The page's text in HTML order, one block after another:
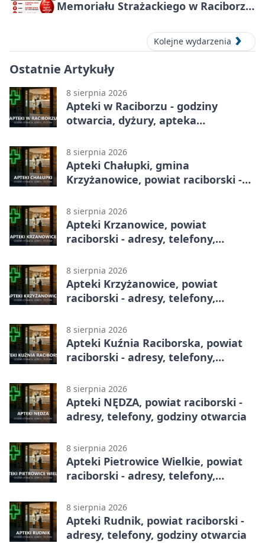
Memoriału Strażackiego w Raciborzu
Kolejne wydarzenia
Ostatnie Artykuły
8 sierpnia 2026
Apteki w Raciborzu - godziny
otwarcia, dyżury, apteka
8 sierpnia 2026
Apteki Chałupki, gmina
Krzyżanowice, powiat raciborski -
8 sierpnia 2026
Apteki Krzanowice, powiat
raciborski - adresy, telefony,
8 sierpnia 2026
Apteki Krzyżanowice, powiat
raciborski - adresy, telefony,
8 sierpnia 2026
Apteki Kuźnia Raciborska, powiat
raciborski - adresy, telefony,
8 sierpnia 2026
Apteki NĘDZA, powiat raciborski -
adresy, telefony, godziny otwarcia
8 sierpnia 2026
Apteki Pietrowice Wielkie, powiat
raciborski - adresy, telefony,
8 sierpnia 2026
Apteki Rudnik, powiat raciborski -
adresy, telefony, godziny otwarcia